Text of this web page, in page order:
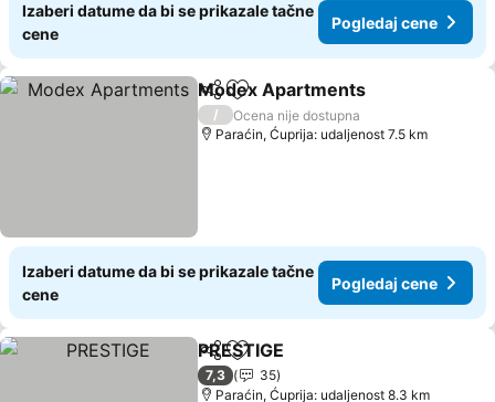
Izaberi datume da bi se prikazale tačne
cene
Pogledaj cene
Deli Dodati u favorite
Modex Apartments
/
Ocena nije dostupna
Paraćin, Ćuprija: udaljenost 7.5 km
Izaberi datume da bi se prikazale tačne
cene
Pogledaj cene
Deli Dodati u favorite
PRESTIGE
7,3
35
Paraćin, Ćuprija: udaljenost 8.3 km